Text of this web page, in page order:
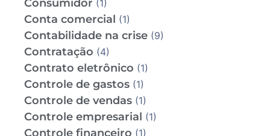
Consumidor (1)
Conta comercial (1)
Contabilidade na crise (9)
Contratação (4)
Contrato eletrônico (1)
Controle de gastos (1)
Controle de vendas (1)
Controle empresarial (1)
Controle financeiro (1)